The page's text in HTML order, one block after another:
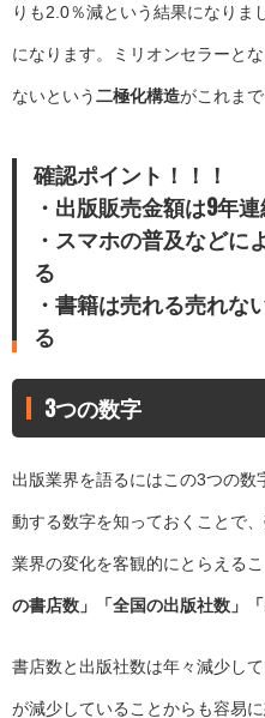
りも2.0％減という結果になりま
になります。ミリオンセラーと
ないという二極化構造がこれま
確認ポイント！！！
・出版販売金額は9年
・スマホの普及などに
る
・書籍は売れる売れな
る
3つの数字
出版業界を語るにはこの3つの
動する数字を知っておくことで
業界の変化を客観的にとらえる
の書店数」「全国の出版社数」「
書店数と出版社数は年々減少し
が減少していることからも容易